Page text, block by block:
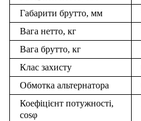
Габарити брутто, мм
Вага нетто, кг
Вага брутто, кг
Клас захисту
Обмотка альтернатора
Коефіцієнт потужності,
cosφ